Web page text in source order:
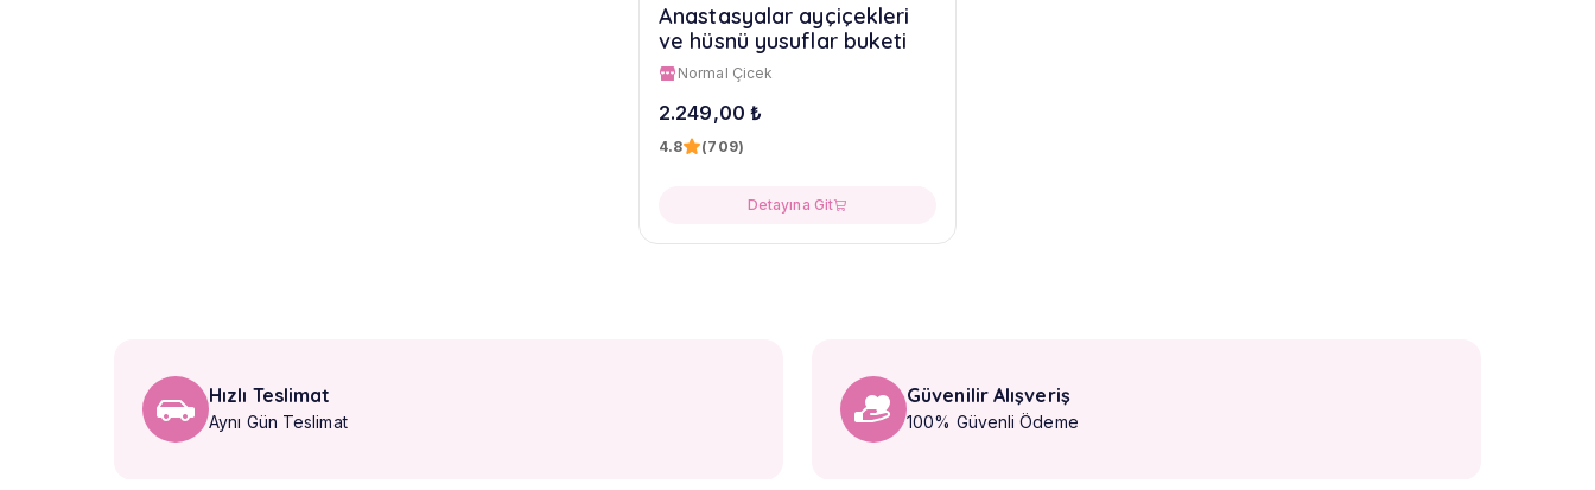
Anastasyalar ayçiçekleri
ve hüsnü yusuflar buketi
Normal Çicek
2.249,00 ₺
4.8 (709)
Detayına Git
Hızlı Teslimat
Aynı Gün Teslimat
Güvenilir Alışveriş
100% Güvenli Ödeme